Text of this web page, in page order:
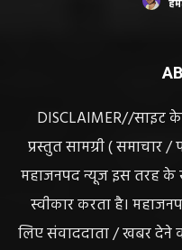
DISCLAIMER//साइट
प्रस्तुत सामग्री ( समाचार
महाजनपद न्यूज इस तरह के
स्वीकार करता है।
लिए संवाददाता / खबर देने